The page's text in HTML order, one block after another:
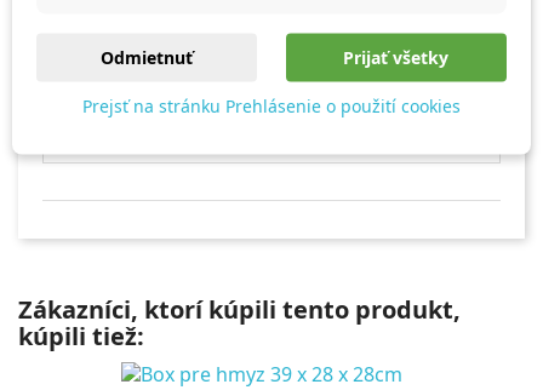
Zákazníci, ktorí kúpili tento produkt,
kúpili tiež:
Odmietnuť Prijať všetky
Prejsť na stránku Prehlásenie o použití cookies